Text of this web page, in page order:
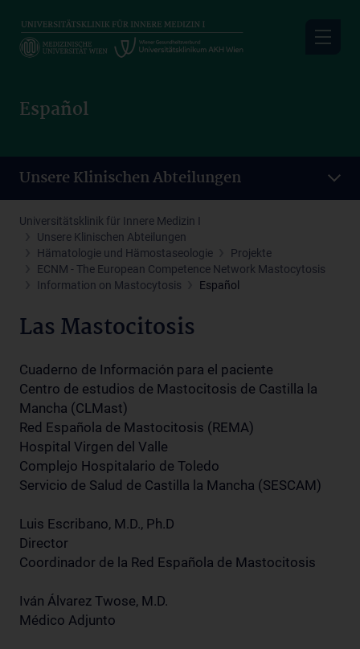
main
Español
Unsere Klinischen Abteilungen
Universitätsklinik für Innere Medizin I
Unsere Klinischen Abteilungen
Hämatologie und Hämostaseologie
Projekte
ECNM - The European Competence Network Mastocytosis
Information on Mastocytosis
Español
Las Mastocitosis
Cuaderno de Información para el paciente
Centro de estudios de Mastocitosis de Castilla la
Mancha (CLMast)
Red Española de Mastocitosis (REMA)
Hospital Virgen del Valle
Complejo Hospitalario de Toledo
Servicio de Salud de Castilla la Mancha (SESCAM)
Luis Escribano, M.D., Ph.D
Director
Coordinador de la Red Española de Mastocitosis
Iván Álvarez Twose, M.D.
Médico Adjunto